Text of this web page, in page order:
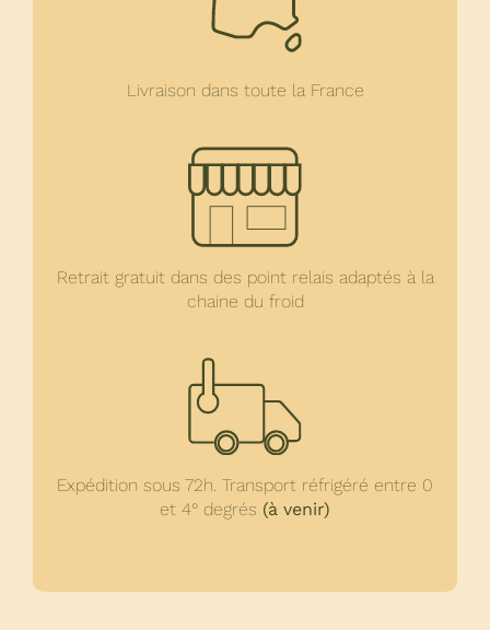
Livraison dans toute la France
Retrait gratuit dans des point relais adaptés à la
chaine du froid
Expédition sous 72h. Transport réfrigéré entre 0
et 4° degrés (à venir)